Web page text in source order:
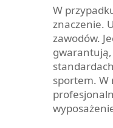
W
znaczenie.
zawodów.
gwarantują,
sportem. W